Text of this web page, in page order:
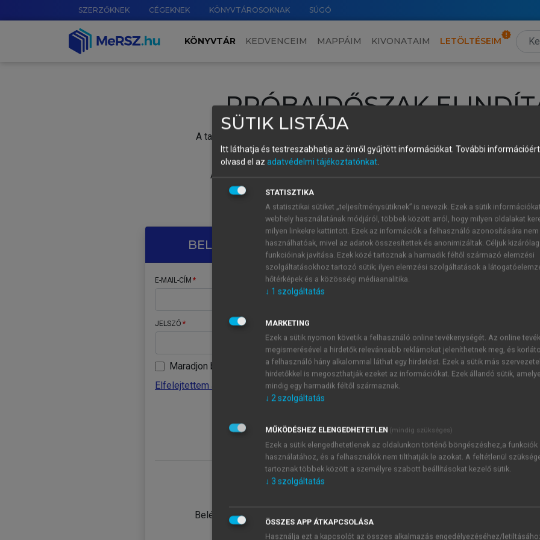
SZERZŐKNEK CÉGEKNEK KÖNYVTÁROSOKNAK SÚGÓ
KÖNYVTÁR KEDVENCEIM MAPPÁIM KIVONATAIM LETÖLTÉSEIM
PRÓBAIDŐSZAK
A tartalom megtekintéséhez lépj be a saját fiókoddal, iskolai azonosítóddal vagy
Új felhasználóként1 óra díjmentes hozzáférésrevagy
A próbaidőszak elindításához,
vagy hozz
A regisztráció után a
BELÉPÉS SAJÁT FIÓKKAL
E-MAIL-CÍM
JELSZÓ
Maradjon belépve
Elfelejtettem a jelszavamat
Belépés intézményi azonosítóval
ÚJ FIÓK
1 óra
JELSZÓ
Kérek értesítést a MeRSZ
Kérek értesítést az
SÜTIK LISTÁJA
Itt láthatja és testreszabhatja az önről gyűjtött információkat. További
olvasd el az adatvédelmi tájékoztatónkat.
STATISZTIKA
A statisztikai sütiket „teljesítménysütiknek” is nevezik. Ezek a sütik
webhely használatának módjáról, többek között arról, hogy milyen oldalakat
milyen linkekre kattintott. Ezek az információk a felhasználó azonosítására nem
használhatóak, mivel az adatok összesítettek és anonimizáltak. Céljuk
funkcióinak javítása. Ezek közé tartoznak a harmadik féltől származó elemzési
szolgáltatásokhoz tartozó sütik; ilyen elemzési szolgáltatások a
hőtérképek és a közösségi médiaanalitika.
↓ 1 szolgáltatás
MARKETING
Ezek a sütik nyomon követik a felhasználó online tevékenységét. Az online
megismerésével a hirdetők relevánsabb reklámokat jeleníthetnek meg, és
a felhasználó hány alkalommal láthat egy hirdetést. Ezek a sütik más
hirdetőkkel is megoszthatják ezeket az információkat. Ezek állandó sütik,
mindig egy harmadik féltől származnak.
↓ 2szolgáltatás
MŰKÖDÉSHEZ ELENGEDHETETLEN (mindig szükséges)
Ezek a sütik elengedhetetlenek az oldalunkon történő böngészéshez,a funkciók
használatához, és a felhasználók nem tilthatják le azokat. A feltétlenül
tartoznak többek között a személyre szabott beállításokat kezelő sütik.
↓ 3 szolgáltatás
ÖSSZES APP ÁTKAPCSOLÁSA
Használja ezt a kapcsolót az összes alkalmazás engedélyezéséhez/